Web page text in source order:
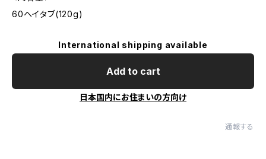
60ヘイタブ(120g)
International shipping available
Add to cart
日本国内にお住まいの方向け
通報する